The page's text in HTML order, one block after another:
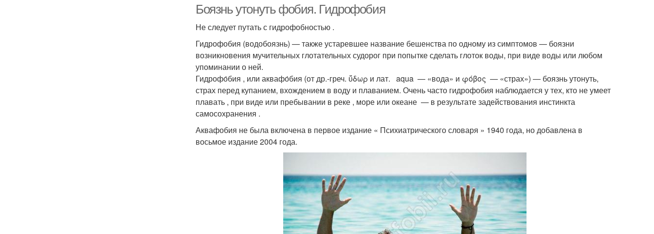
Боязнь утонуть фобия. Гидрофобия
Не следует путать с гидрофобностью .
Гидрофобия (водобоязнь) — также устаревшее название бешенства по одному из симптомов — боязни
возникновения мучительных глотательных судорог при попытке сделать глоток воды, при виде воды или любом
упоминании о ней.
Гидрофо́бия , или аквафо́бия (от др.-греч. ὕδωρ и лат. aqua — «вода» и φόβος — «страх») — боязнь утонуть,
страх перед купанием, вхождением в воду и плаванием. Очень часто гидрофобия наблюдается у тех, кто не умеет
плавать , при виде или пребывании в реке , море или океане — в результате задействования инстинкта
самосохранения .
Аквафобия не была включена в первое издание « Психиатрического словаря » 1940 года, но добавлена в
восьмое издание 2004 года.